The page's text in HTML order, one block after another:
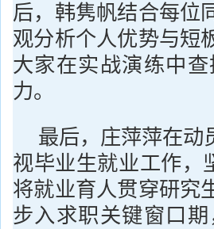
后，韩隽帆结合每位
观分析个人优势与短
大家在实战演练中
力。
最后，庄萍萍在动
视毕业生就业工作，
将就业育人贯穿研究
步入求职关键窗口